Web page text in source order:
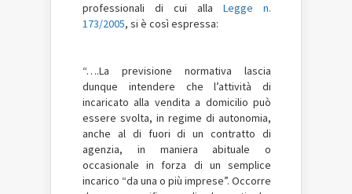
professionali di cui alla Legge n.
173/2005, si è così espressa:
“….La previsione normativa lascia
dunque intendere che l’attività di
incaricato alla vendita a domicilio può
essere svolta, in regime di autonomia,
anche al di fuori di un contratto di
agenzia, in maniera abituale o
occasionale in forza di un semplice
incarico “da una o più imprese”. Occorre